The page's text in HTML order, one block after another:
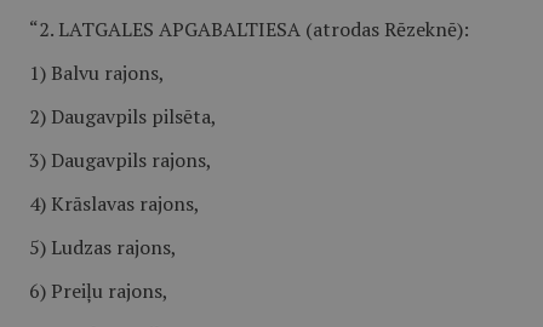
“2. LATGALES APGABALTIESA (atrodas Rēzeknē):
1) Balvu rajons,
2) Daugavpils pilsēta,
3) Daugavpils rajons,
4) Krāslavas rajons,
5) Ludzas rajons,
6) Preiļu rajons,